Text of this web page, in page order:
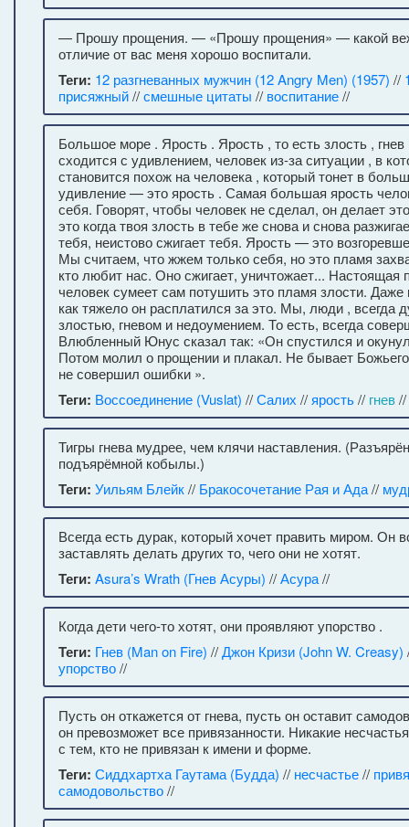
— Прошу прощения. — «Прошу прощения» — какой
отличие от вас меня хорошо воспитали.
Теги: 12 разгневанных мужчин (12 Angry Men) (1957) //
присяжный//смешные цитаты // воспитание//
Большое море . Ярость . Ярость , то есть злость ,
сходится с удивлением, человек из-за ситуации , в
становится похож на человека , который тонет в
удивление — это ярость . Самая большая ярость
себя. Говорят, чтобы человек не сделал, он делает
это когда твоя злость в тебе же снова и снова
тебя, неистово сжигает тебя. Ярость — это
Мы считаем, что жжем только себя, но это пламя
кто любит нас. Оно сжигает, уничтожает... Настоящая
человек сумеет сам потушить это пламя злости. Даже
как тяжело он расплатился за это. Мы, люди , всегда
злостью, гневом и недоумением. То есть, всегда
Влюбленный Юнус сказал так: «Он спустился и
Потом молил о прощении и плакал. Не бывает
не совершил ошибки ».
Теги: Воссоединение (Vuslat) //Салих //ярость// гнев//
Тигры гнева мудрее, чем клячи наставления.
подъярёмной кобылы.)
Теги: Уильям Блейк// Бракосочетание Рая и Ада//
Всегда есть дурак, который хочет править миром. Он
заставлять делать других то, чего они не хотят.
Теги: Asura’s Wrath (Гнев Асуры) //Асура//
Когда дети чего-то хотят, они проявляют упорство .
Теги: Гнев (Man on Fire) //Джон Кризи (John W. Creasy)
упорство//
Пусть он откажется от гнева, пусть он оставит
он превозможет все привязанности. Никакие
с тем, кто не привязан к имени и форме.
Теги: Сиддхартха Гаутама (Будда) // несчастье//
самодовольство//